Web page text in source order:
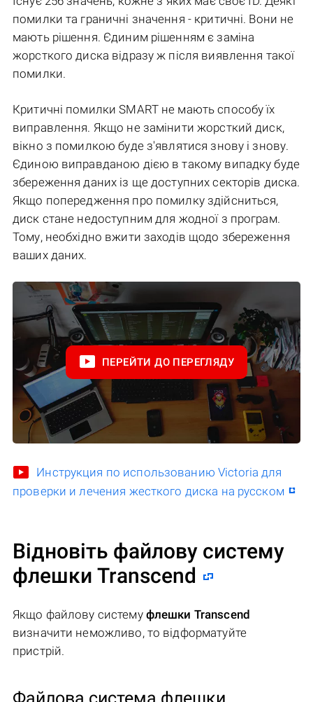
помилки та граничні значення - критичні. Вони не
мають рішення. Єдиним рішенням є заміна
жорсткого диска відразу ж після виявлення такої
помилки.
Критичні помилки SMART не мають способу їх
виправлення. Якщо не замінити жорсткий диск,
вікно з помилкою буде з'являтися знову і знову.
Єдиною виправданою дією в такому випадку буде
збереження даних із ще доступних секторів диска.
Якщо попередження про помилку здійсниться,
диск стане недоступним для жодної з програм.
Тому, необхідно вжити заходів щодо збереження
ваших даних.
ПЕРЕЙТИ ДО ПЕРЕГЛЯДУ
Инструкция по использованию Victoria для
проверки и лечения жесткого диска на русском
Відновіть файлову систему
флешки Transcend
Якщо файлову систему флешки Transcend
визначити неможливо, то відформатуйте
пристрій.